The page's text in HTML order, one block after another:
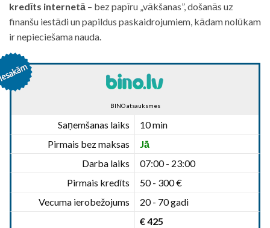
kredīts internetā – bez papīru „vākšanas”, došanās uz
finanšu iestādi un papildus paskaidrojumiem, kādam nolūkam
ir nepieciešama nauda.
BINO atsauksmes
Saņemšanas laiks
10 min
Pirmais bez maksas
Jā
Darba laiks
07:00 - 23:00
Pirmais kredīts
50 - 300 €
Vecuma ierobežojums
20 - 70 gadi
€ 425